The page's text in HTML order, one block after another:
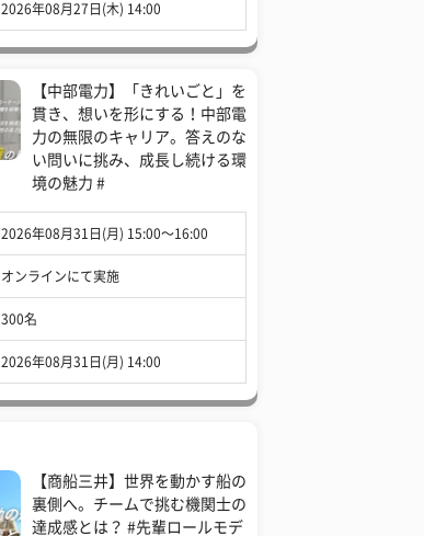
2026年08月27日(木) 14:00
【中部電力】「きれいごと」を
貫き、想いを形にする！中部電
力の無限のキャリア。答えのな
い問いに挑み、成長し続ける環
境の魅力 #
2026年08月31日(月) 15:00〜16:00
オンラインにて実施
300名
2026年08月31日(月) 14:00
【商船三井】世界を動かす船の
裏側へ。チームで挑む機関士の
達成感とは？ #先輩ロールモデ